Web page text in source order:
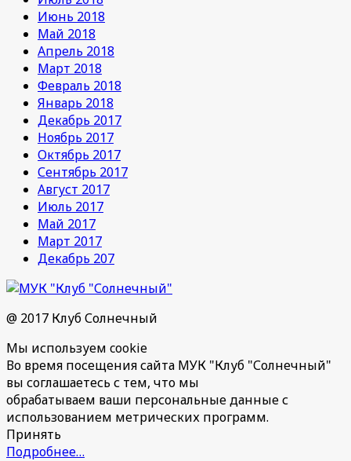
Июнь 2018
Май 2018
Апрель 2018
Март 2018
Февраль 2018
Январь 2018
Декабрь 2017
Ноябрь 2017
Октябрь 2017
Сентябрь 2017
Август 2017
Июль 2017
Май 2017
Март 2017
Декабрь 207
@ 2017 Клуб Солнечный
Мы используем cookie
Во время посещения сайта МУК "Клуб "Солнечный"
вы соглашаетесь с тем, что мы
обрабатываем ваши персональные данные с
использованием метрических программ.
Принять
Подробнее…